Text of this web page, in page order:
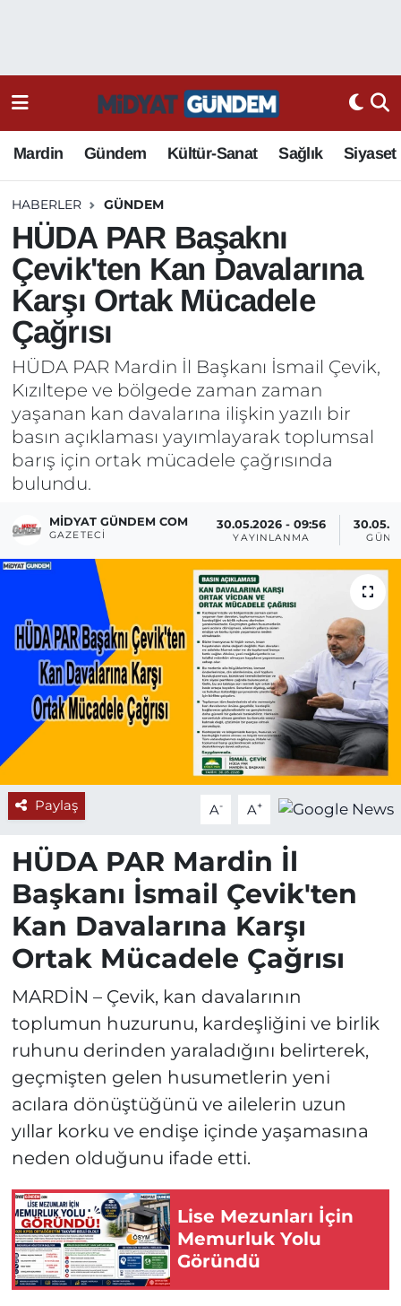
Mardin Gündem Kültür-Sanat Sağlık Siyaset
HABERLER GÜNDEM
HÜDA PAR Başaknı
Çevik'ten Kan Davalarına
Karşı Ortak Mücadele
Çağrısı
HÜDA PAR Mardin İl Başkanı İsmail Çevik,
Kızıltepe ve bölgede zaman zaman
yaşanan kan davalarına ilişkin yazılı bir
basın açıklaması yayımlayarak toplumsal
barış için ortak mücadele çağrısında
bulundu.
MIDYAT GÜNDEM COM
GAZETECI
30.05.2026 - 09:56
YAYINLANMA
Paylaş A- A+
HÜDA PAR Mardin İl
Başkanı İsmail Çevik'ten
Kan Davalarına Karşı
Ortak Mücadele Çağrısı
MARDİN – Çevik, kan davalarının
toplumun huzurunu, kardeşliğini ve birlik
ruhunu derinden yaraladığını belirterek,
geçmişten gelen husumetlerin yeni
acılara dönüştüğünü ve ailelerin uzun
yıllar korku ve endişe içinde yaşamasına
neden olduğunu ifade etti.
Lise Mezunları İçin
Memurluk Yolu
Göründü